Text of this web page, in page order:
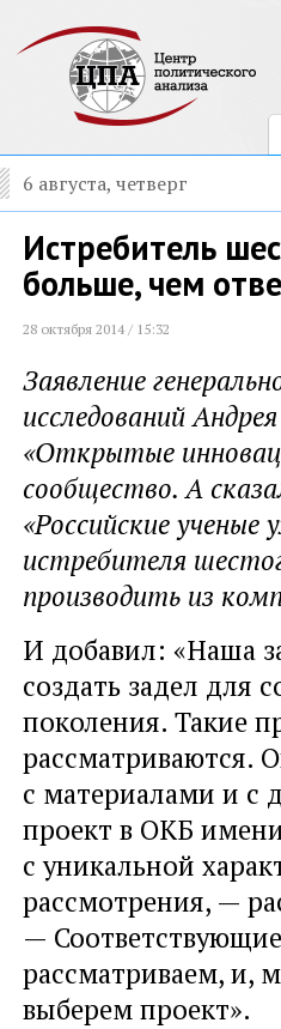
6 августа, четверг
Истребитель
больше, чем
28 октября 2014 / 15:32
Заявление
исследований
«Открытые
сообщество. А
«Российские
истребителя
производить из
И добавил: «Наша
создать задел для
поколения. Такие
рассматриваются.
с материалами и с
проект в ОКБ
с уникальной
рассмотрения, —
—
рассматриваем, и,
выберем проект».